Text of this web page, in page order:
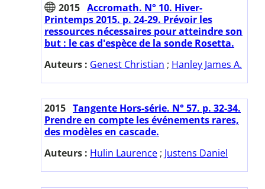
2015 Accromath. N° 10. Hiver-
Printemps 2015. p. 24-29. Prévoir les
ressources nécessaires pour atteindre son
but : le cas d'espèce de la sonde Rosetta.
Auteurs : Genest Christian ; Hanley James A.
2015 Tangente Hors-série. N° 57. p. 32-34.
Prendre en compte les événements rares,
des modèles en cascade.
Auteurs : Hulin Laurence ; Justens Daniel